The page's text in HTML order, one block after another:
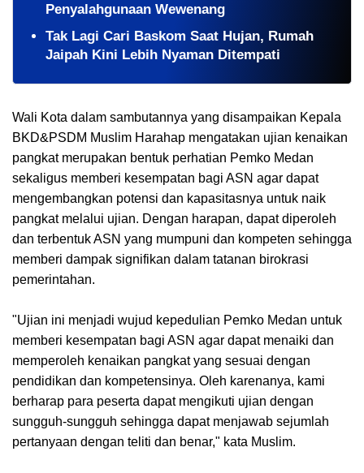
Penyalahgunaan Wewenang
Tak Lagi Cari Baskom Saat Hujan, Rumah
Jaipah Kini Lebih Nyaman Ditempati
Wali Kota dalam sambutannya yang disampaikan Kepala
BKD&PSDM Muslim Harahap mengatakan ujian kenaikan
pangkat merupakan bentuk perhatian Pemko Medan
sekaligus memberi kesempatan bagi ASN agar dapat
mengembangkan potensi dan kapasitasnya untuk naik
pangkat melalui ujian. Dengan harapan, dapat diperoleh
dan terbentuk ASN yang mumpuni dan kompeten sehingga
memberi dampak signifikan dalam tatanan birokrasi
pemerintahan.
"Ujian ini menjadi wujud kepedulian Pemko Medan untuk
memberi kesempatan bagi ASN agar dapat menaiki dan
memperoleh kenaikan pangkat yang sesuai dengan
pendidikan dan kompetensinya. Oleh karenanya, kami
berharap para peserta dapat mengikuti ujian dengan
sungguh-sungguh sehingga dapat menjawab sejumlah
pertanyaan dengan teliti dan benar," kata Muslim.